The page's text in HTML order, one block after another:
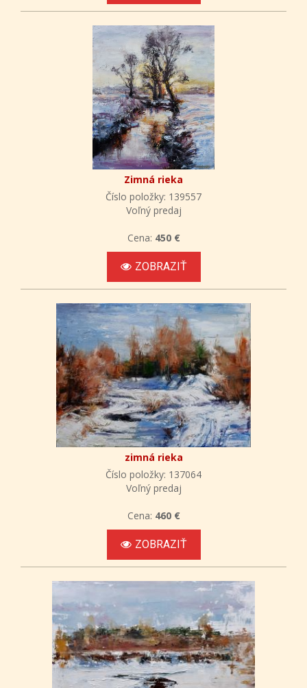
Zimná rieka
Číslo položky: 139557
Voľný predaj
Cena: 450 €
ZOBRAZIŤ
zimná rieka
Číslo položky: 137064
Voľný predaj
Cena: 460 €
ZOBRAZIŤ